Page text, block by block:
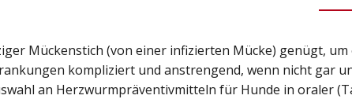
Mückenstich (von einer infizierten Mücke) genügt,
kompliziert und anstrengend, wenn nicht gar
an Herzwurmpräventivmitteln für Hunde in oraler